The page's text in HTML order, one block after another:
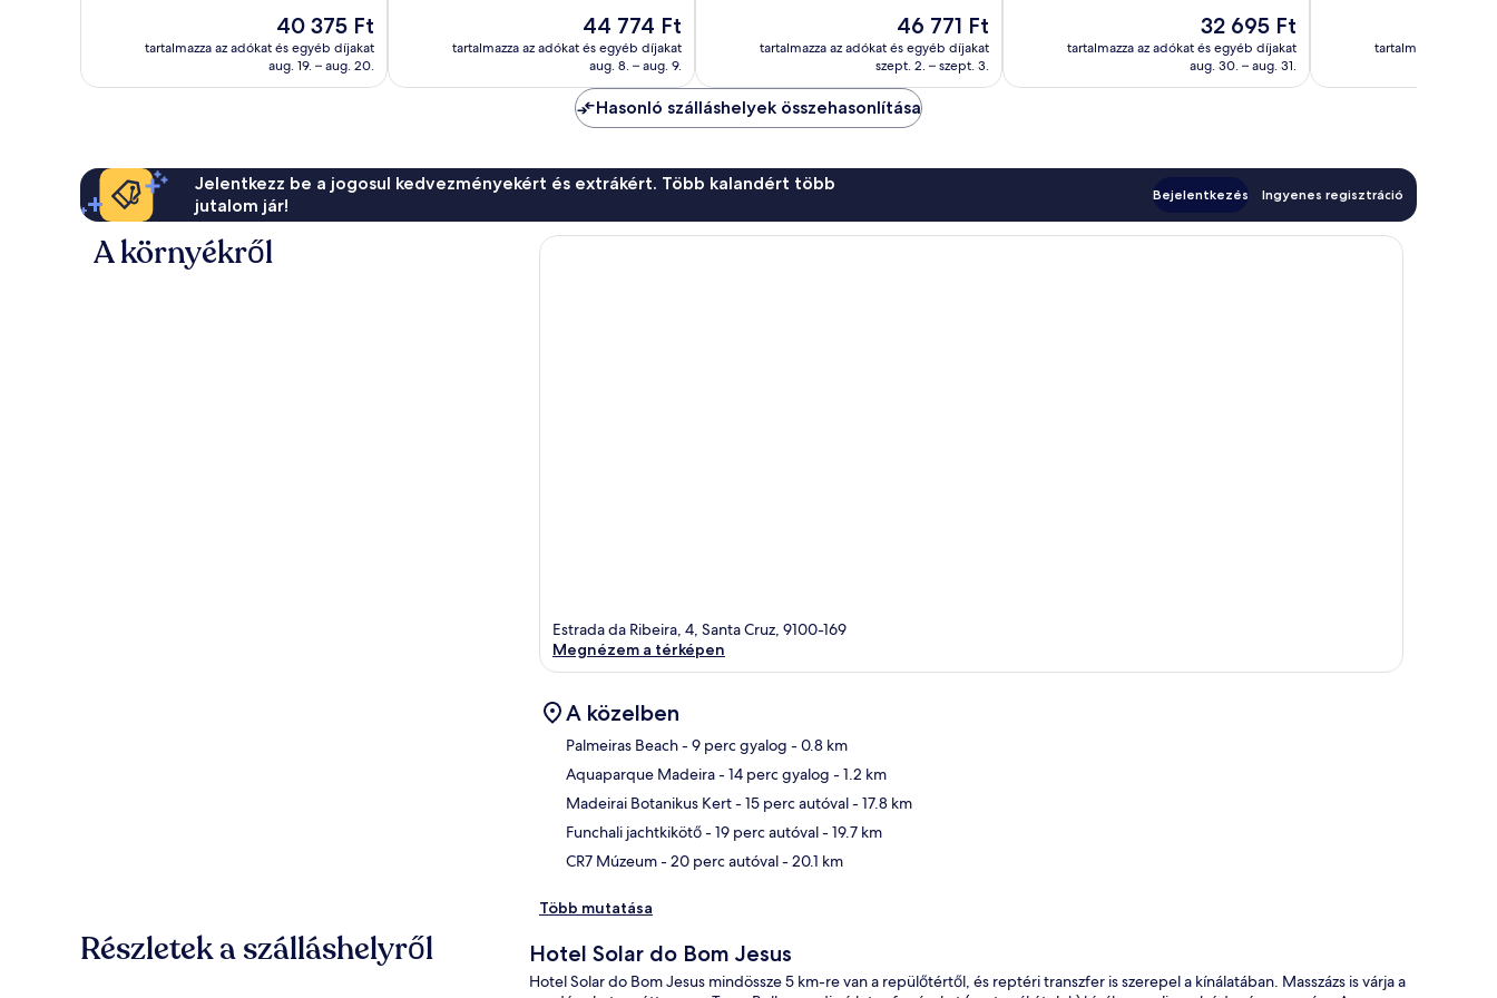
Az
ár
40 375 Ft
40 375 Ft
tartalmazza az adókat és egyéb díjakat
aug. 19. – aug. 20.
Az
ár
44 774 Ft
44 774 Ft
tartalmazza az adókat és egyéb díjakat
aug. 8. – aug. 9.
értékelés
Az
ár
46 771 Ft
46 771 Ft
tartalmazza az adókat és egyéb díjakat
szept. 2. – szept. 3.
Az
ár
32 695 Ft
32 695 Ft
tartalmazza az adókat és egyéb díjakat
aug. 30. – aug. 31.
tartalmazza az
Hasonló szálláshelyek összehasonlítása
Jelentkezz be a jogosul kedvezményekért és extrákért. Több kalandért több
jutalom jár!
Bejelentkezés Ingyenes regisztráció
A környékről
Estrada da Ribeira, 4, Santa Cruz, 9100-169
Megnézem a térképen
A közelben
Palmeiras Beach- 9 perc gyalog - 0.8 km
Aquaparque Madeira- 14 perc gyalog - 1.2 km
Madeirai Botanikus Kert- 15 perc autóval- 17.8 km
Funchali jachtkikötő- 19 perc autóval- 19.7 km
CR7 Múzeum- 20 perc autóval- 20.1 km
Több mutatása
Részletek a szálláshelyről Hotel Solar do Bom Jesus
Hotel Solar do Bom Jesus mindössze 5 km-re van a repülőtértől, és reptéri transzfer is szerepel a kínálatában. Masszázs is várja a